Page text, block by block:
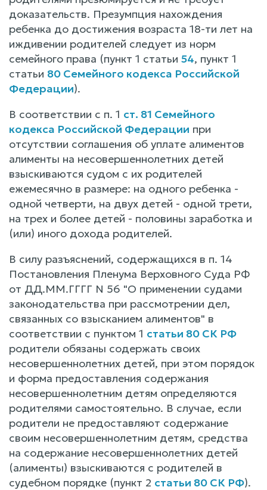
доказательств. Презумпция нахождения
ребенка до достижения возраста 18-ти лет на
иждивении родителей следует из норм
семейного права (пункт 1 статьи 54, пункт 1
статьи 80 Семейного кодекса Российской
Федерации).
В соответствии с п. 1 ст. 81 Семейного
кодекса Российской Федерации при
отсутствии соглашения об уплате алиментов
алименты на несовершеннолетних детей
взыскиваются судом с их родителей
ежемесячно в размере: на одного ребенка -
одной четверти, на двух детей - одной трети,
на трех и более детей - половины заработка и
(или) иного дохода родителей.
В силу разъяснений, содержащихся в п. 14
Постановления Пленума Верховного Суда РФ
от ДД.ММ.ГГГГ N 56 "О применении судами
законодательства при рассмотрении дел,
связанных со взысканием алиментов" в
соответствии с пунктом 1 статьи 80 СК РФ
родители обязаны содержать своих
несовершеннолетних детей, при этом порядок
и форма предоставления содержания
несовершеннолетним детям определяются
родителями самостоятельно. В случае, если
родители не предоставляют содержание
своим несовершеннолетним детям, средства
на содержание несовершеннолетних детей
(алименты) взыскиваются с родителей в
судебном порядке (пункт 2 статьи 80 СК РФ).